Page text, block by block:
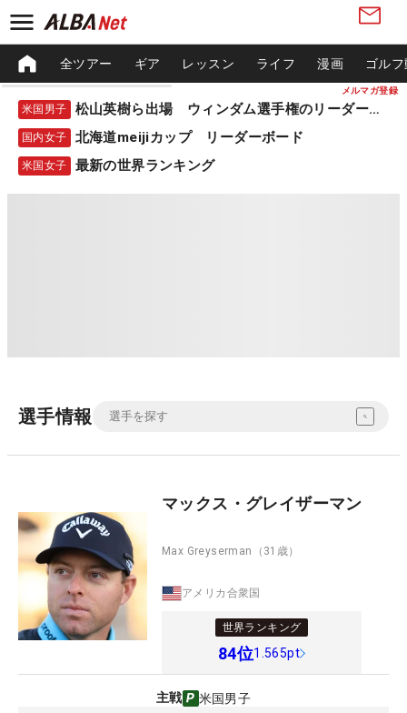
メルマガ登録
全ツアー ギア レッスン ライフ 漫画 ゴル
米国男子 松山英樹ら出場 ウィンダム選手権のリーダーボード
国内女子 北海道meijiカップ リーダーボード
米国女子 最新の世界ランキング
選手情報
マックス・グレイザーマン
Max Greyserman （31歳）
アメリカ合衆国
世界ランキング
84位1.565pt
主戦 米国男子